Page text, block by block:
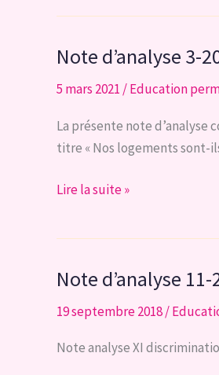
|
et
accroissement
de
abordables
Note d’analyse 3-
5 mars 2021/Education
La présente note d’analyse
titre « Nos logements sont-
Note
|
du
webinaire
Lire la suite »
Note d’analyse
19 septembre 2018/
Note analyse XI